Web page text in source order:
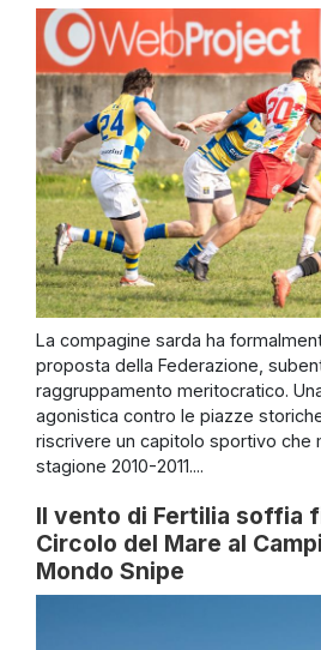
La compagine sarda ha
proposta della Federazione,
raggruppamento meritocratico.
agonistica contro le piazze
riscrivere un capitolo sportivo che
stagione 2010-2011....
Il vento di Fertilia soffia
Circolo del Mare al
Mondo Snipe